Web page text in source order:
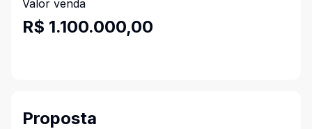
Valor venda
R$ 1.100.000,00
Proposta